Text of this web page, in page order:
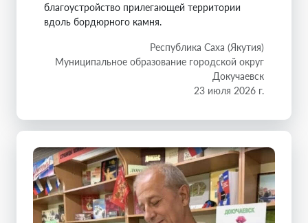
благоустройство прилегающей территории
вдоль бордюрного камня.
Республика Саха (Якутия)
Муниципальное образование городской округ
Докучаевск
23 июля 2026 г.